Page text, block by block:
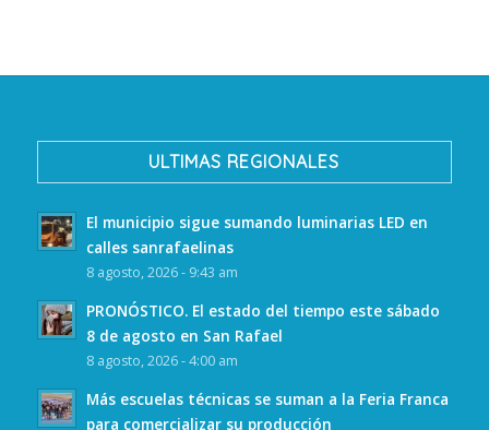
ULTIMAS REGIONALES
El municipio sigue sumando luminarias LED en
calles sanrafaelinas
8 agosto, 2026 - 9:43 am
PRONÓSTICO. El estado del tiempo este sábado
8 de agosto en San Rafael
8 agosto, 2026 - 4:00 am
Más escuelas técnicas se suman a la Feria Franca
para comercializar su producción